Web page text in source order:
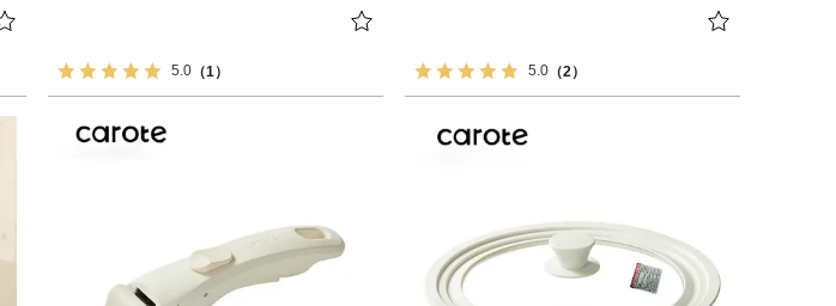
5.0 （1） 5.0 （2）